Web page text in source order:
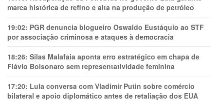
marca histórica de refino e alta na produção de petróleo
19:02: PGR denuncia blogueiro Oswaldo Eustáquio ao STF
por associação criminosa e ataques à democracia
18:26: Silas Malafaia aponta erro estratégico em chapa de
Flávio Bolsonaro sem representatividade feminina
17:20: Lula conversa com Vladimir Putin sobre comércio
bilateral e apoio diplomático antes de retaliação dos EUA